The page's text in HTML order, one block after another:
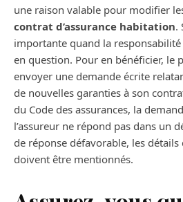
une raison valable pour modifier
contrat d’assurance habitation.
importante quand la responsabilité
en question. Pour en bénéficier, le
envoyer une demande écrite
de nouvelles garanties à son
du Code des assurances, la
l’assureur ne répond pas dans un
de réponse défavorable, les
doivent être mentionnés.